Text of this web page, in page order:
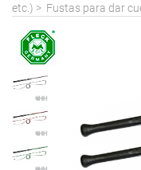
etc.) > Fustas para dar